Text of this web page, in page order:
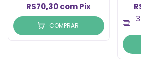
R$70,30com Pix
COMPRAR
3